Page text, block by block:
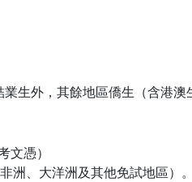
生外，其餘地區僑生（含港澳
文憑）
洲、大洋洲及其他免試地區）。